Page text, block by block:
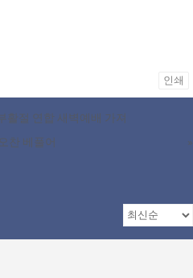
인쇄
활절 연합 새벽예배 가져
찬 베풀어
»